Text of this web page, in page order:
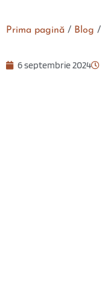
Prima pagină / Blog /
6 septembrie 2024